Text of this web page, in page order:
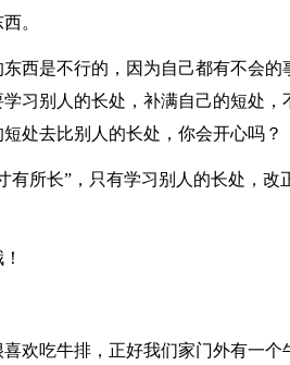
。
西是不行的，因为自己都有不会
习别人的长处，补满自己的短处
处去比别人的长处，你会开心吗？
有所长”，只有学习别人的长处，
欢吃牛排，正好我们家门外有一个